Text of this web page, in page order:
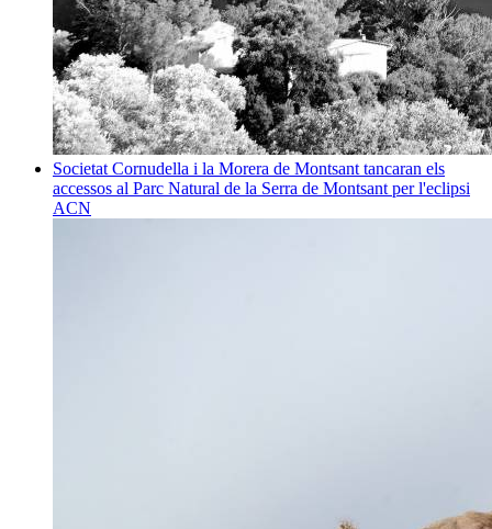
Societat Cornudella i la Morera de Montsant tancaran els
accessos al Parc Natural de la Serra de Montsant per l'eclipsi
ACN